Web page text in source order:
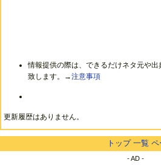
情報提供の際は、できるだけネタ元や
致します。→注意事項
更新履歴はありません。
トップ 一覧 ペ
- AD -